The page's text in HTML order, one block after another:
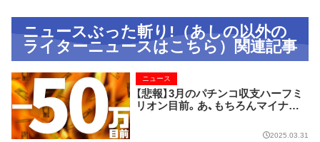
ニュースぶった斬り!（あしの以外の
ライターニュースはこちら）関連記事
【悲報】3月のパチンコ収支ハーフミ
リオン目前。あ、もちろんマイナス
ニュース
2025.03.31